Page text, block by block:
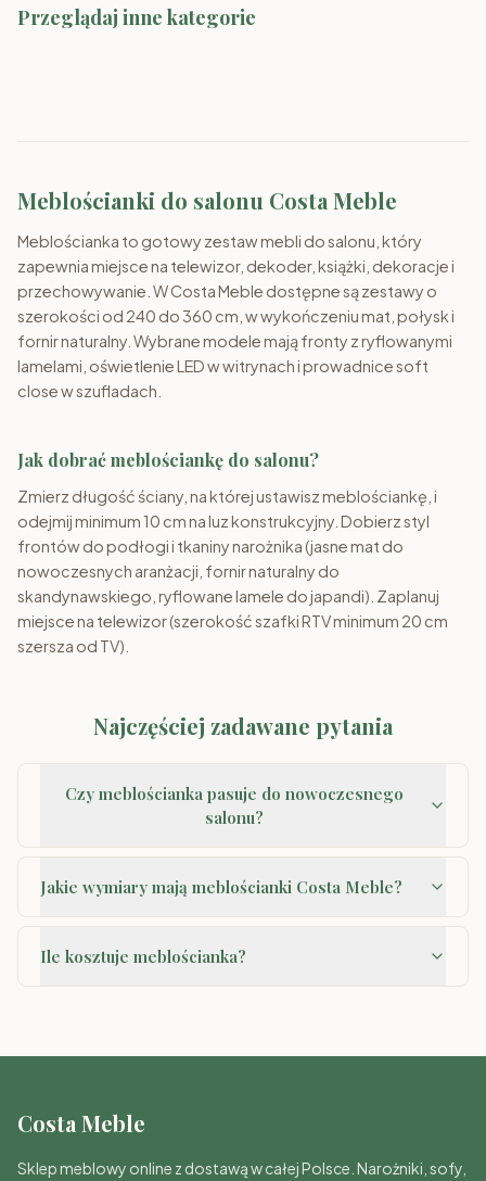
Przeglądaj inne kategorie
Narożniki
Meblościanki do salonu Costa Meble
Meblościanka to gotowy zestaw mebli do salonu, który
zapewnia miejsce na telewizor, dekoder, książki, dekoracje i
przechowywanie. W Costa Meble dostępne są zestawy o
szerokości od 240 do 360 cm, w wykończeniu mat, połysk i
fornir naturalny. Wybrane modele mają fronty z ryflowanymi
lamelami, oświetlenie LED w witrynach i prowadnice soft
close w szufladach.
Jak dobrać meblościankę do salonu?
Zmierz długość ściany, na której ustawisz meblościankę, i
odejmij minimum 10 cm na luz konstrukcyjny. Dobierz styl
frontów do podłogi i tkaniny narożnika (jasne mat do
nowoczesnych aranżacji, fornir naturalny do
skandynawskiego, ryflowane lamele do japandi). Zaplanuj
miejsce na telewizor (szerokość szafki RTV minimum 20 cm
szersza od TV).
Najczęściej zadawane pytania
Czy meblościanka pasuje do nowoczesnego
salonu?
Jakie wymiary mają meblościanki Costa Meble?
Ile kosztuje meblościanka?
Costa Meble
Sklep meblowy online z dostawą w całej Polsce. Narożniki, sofy,